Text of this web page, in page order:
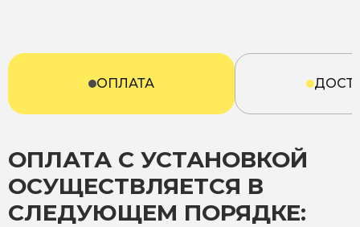
ОПЛАТА
ОПЛАТА С УСТАНОВКОЙ
ОСУЩЕСТВЛЯЕТСЯ В
СЛЕДУЮЩЕМ ПОРЯДКЕ: